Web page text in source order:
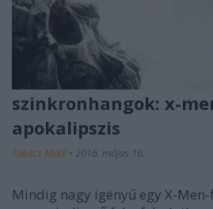
szinkronhangok: x-
apokalipszis
Takács Máté • 2016. május 16.
Mindig nagy igényű egy X-